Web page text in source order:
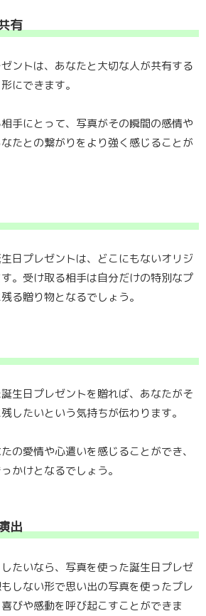
有
ントは、あなたと大切な人が共有する
にできます。
手にとって、写真がその瞬間の感情や
たとの繋がりをより強く感じることが
日プレゼントは、どこにもないオリジ
。受け取る相手は自分だけの特別なプ
る贈り物となるでしょう。
生日プレゼントを贈れば、あなたがそ
したいという気持ちが伝わります。
の愛情や心遣いを感じることができ、
かけとなるでしょう。
出
たいなら、写真を使った誕生日プレゼ
しない形で思い出の写真を使ったプレ
びや感動を呼び起こすことができま